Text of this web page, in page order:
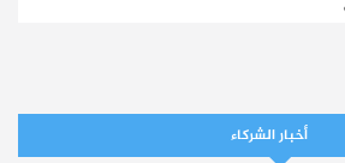
العالي لمهن الموضة بالمنستير 2026-2027
أخبار الشركاء